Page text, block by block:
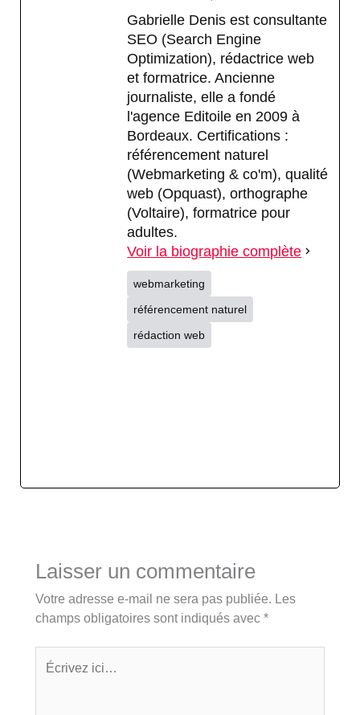
Gabrielle Denis est consultante
SEO (Search Engine
Optimization), rédactrice web
et formatrice. Ancienne
journaliste, elle a fondé
l'agence Editoile en 2009 à
Bordeaux. Certifications :
référencement naturel
(Webmarketing & co'm), qualité
web (Opquast), orthographe
(Voltaire), formatrice pour
adultes.
Voir la biographie complète
webmarketing
référencement naturel
rédaction web
Laisser un commentaire
Votre adresse e-mail ne sera pas publiée. Les
champs obligatoires sont indiqués avec *
ici…